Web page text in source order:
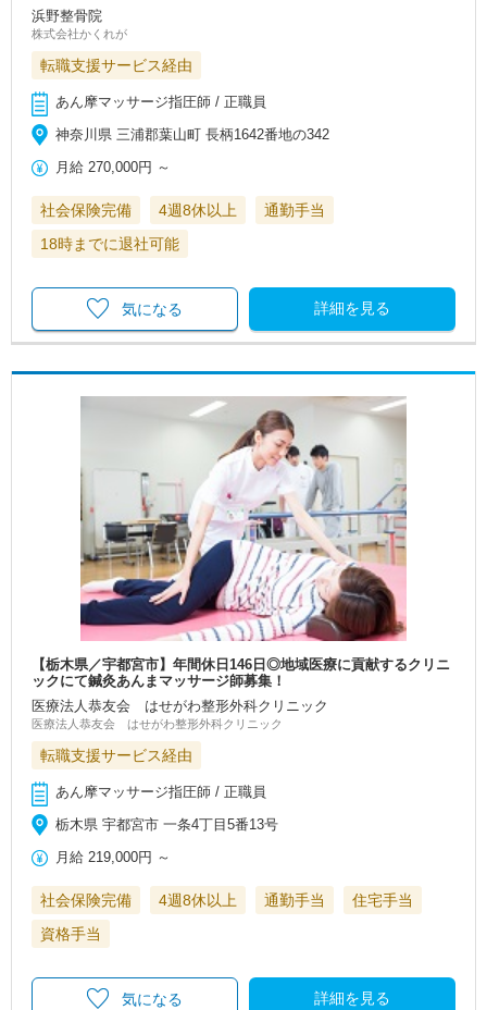
浜野整骨院
株式会社かくれが
転職支援サービス経由
あん摩マッサージ指圧師 / 正職員
神奈川県 三浦郡葉山町 長柄1642番地の342
月給 270,000円 ～
社会保険完備 4週8休以上
通勤手当
18時までに退社可能
詳細を見る
気になる
【栃木県／宇都宮市】年間休日146日◎地域医療に貢献するクリニ
ックにて鍼灸あんまマッサージ師募集！
医療法人恭友会 はせがわ整形外科クリニック
医療法人恭友会 はせがわ整形外科クリニック
転職支援サービス経由
あん摩マッサージ指圧師 / 正職員
栃木県 宇都宮市 一条4丁目5番13号
月給 219,000円 ～
社会保険完備 4週8休以上 通勤手当
住宅手当
資格手当
詳細を見る
気になる